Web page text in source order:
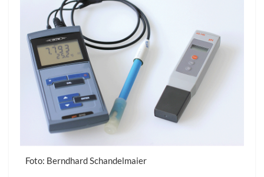
Foto: Berndhard Schandelmaier